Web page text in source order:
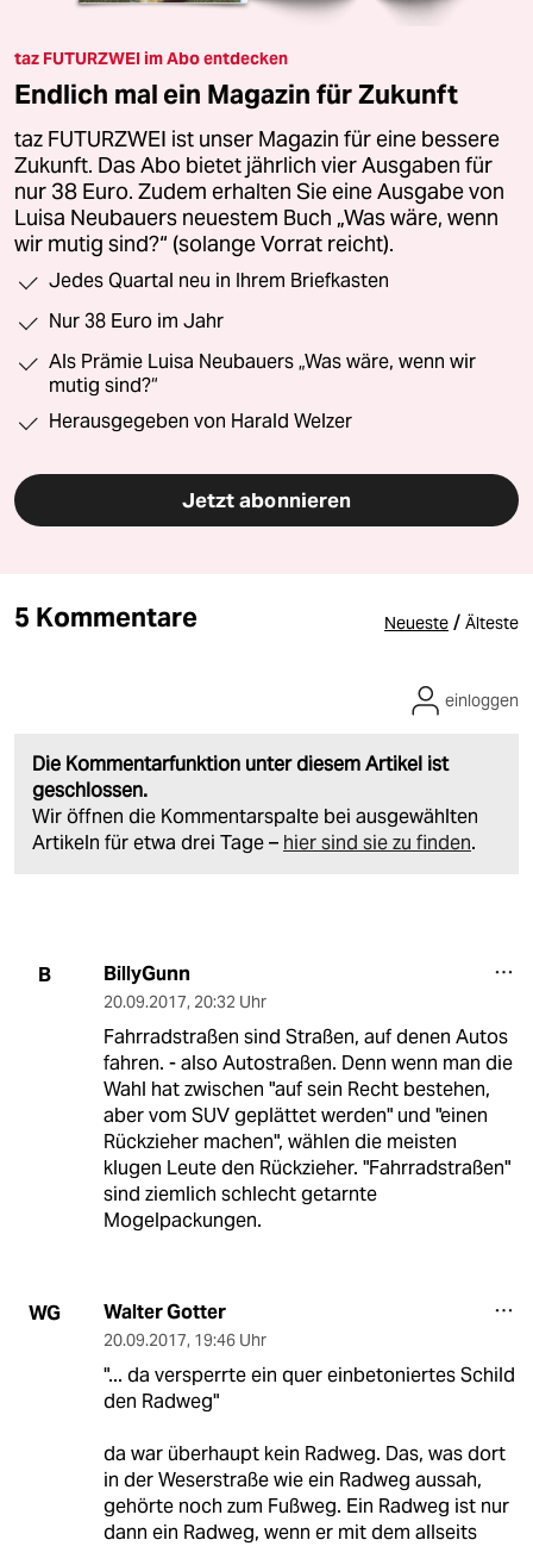
taz FUTURZWEI im Abo entdecken
Endlich mal ein Magazin für Zukunft
taz FUTURZWEI ist unser Magazin für eine bessere
Zukunft. Das Abo bietet jährlich vier Ausgaben für
nur 38 Euro. Zudem erhalten Sie eine Ausgabe von
Luisa Neubauers neuestem Buch „Was wäre, wenn
wir mutig sind?“ (solange Vorrat reicht).
Jedes Quartal neu in Ihrem Briefkasten
Nur 38 Euro im Jahr
Als Prämie Luisa Neubauers „Was wäre, wenn wir
mutig sind?“
Herausgegeben von Harald Welzer
Jetzt abonnieren
5 Kommentare Neueste / Älteste
Die Kommentarfunktion unter diesem Artikel ist
geschlossen.
Wir öffnen die Kommentarspalte bei ausgewählten
Artikeln für etwa drei Tage – hier sind sie zu finden.
einloggen
B BillyGunn
20.09.2017, 20:32 Uhr
Fahrradstraßen sind Straßen, auf denen Autos
fahren. - also Autostraßen. Denn wenn man die
Wahl hat zwischen "auf sein Recht bestehen,
aber vom SUV geplättet werden" und "einen
Rückzieher machen", wählen die meisten
klugen Leute den Rückzieher. "Fahrradstraßen"
sind ziemlich schlecht getarnte
Mogelpackungen.
WG Walter Gotter
20.09.2017, 19:46 Uhr
"... da versperrte ein quer einbetoniertes Schild
den Radweg"
da war überhaupt kein Radweg. Das, was dort
in der Weserstraße wie ein Radweg aussah,
gehörte noch zum Fußweg. Ein Radweg ist nur
dann ein Radweg, wenn er mit dem allseits